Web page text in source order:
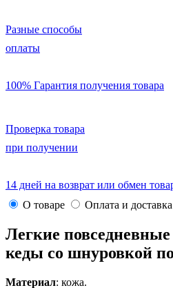
Разные способы
оплаты
100% Гарантия получения товара
Проверка товара
при получении
14 дней на возврат или обмен
О товаре
Оплата и доставка
Легкие
кеды со шнуровкой
Материал: кожа.